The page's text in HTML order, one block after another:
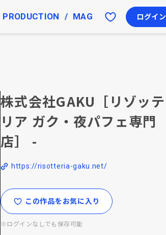
PRODUCTION MAG ログイン
株式会社GAKU［リゾッテ
リア ガク・夜パフェ専門
店］ -
https://risotteria-gaku.net/
この作品をお気に入り
※ログインなしでも保存可能